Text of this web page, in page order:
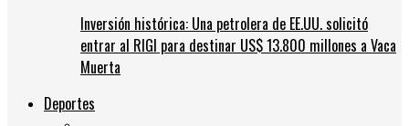
Inversión histórica: Una petrolera de EE.UU. solicitó
entrar al RIGI para destinar US$ 13.800 millones a Vaca
Muerta
Deportes